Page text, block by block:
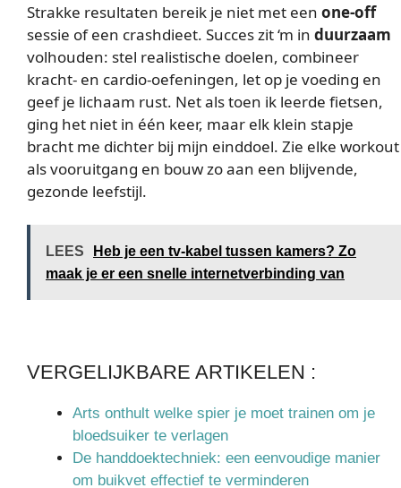
Strakke resultaten bereik je niet met een one-off
sessie of een crashdieet. Succes zit ‘m in duurzaam
volhouden: stel realistische doelen, combineer
kracht- en cardio-oefeningen, let op je voeding en
geef je lichaam rust. Net als toen ik leerde fietsen,
ging het niet in één keer, maar elk klein stapje
bracht me dichter bij mijn einddoel. Zie elke workout
als vooruitgang en bouw zo aan een blijvende,
gezonde leefstijl.
LEES
Heb je een tv-kabel tussen kamers? Zo
maak je er een snelle internetverbinding van
VERGELIJKBARE ARTIKELEN :
Arts onthult welke spier je moet trainen om je
bloedsuiker te verlagen
De handdoektechniek: een eenvoudige manier
om buikvet effectief te verminderen